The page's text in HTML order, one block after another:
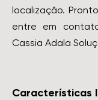
localização.
entre em
Cassia Adala
Características